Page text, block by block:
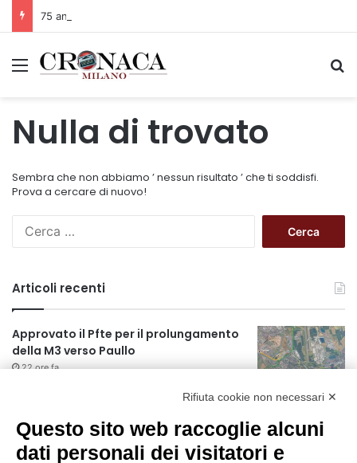
Menu
Nulla di trovato
Sembra che non abbiamo ’ nessun risultato ’ che ti soddisfi.
Prova a cercare di nuovo!
c
a
p
e
Articoli recenti
Approvato il Pfte per il prolungamento
della M3 verso Paullo
22 ore fa
75 anni di INFN. La comunità, la storia, il
futuro della ricerca in fisica
fondamentale in Italia
22 ore fa
Rifiuta cookie non necessari ✕
Questo sito web raccoglie alcuni
dati personali dei visitatori e